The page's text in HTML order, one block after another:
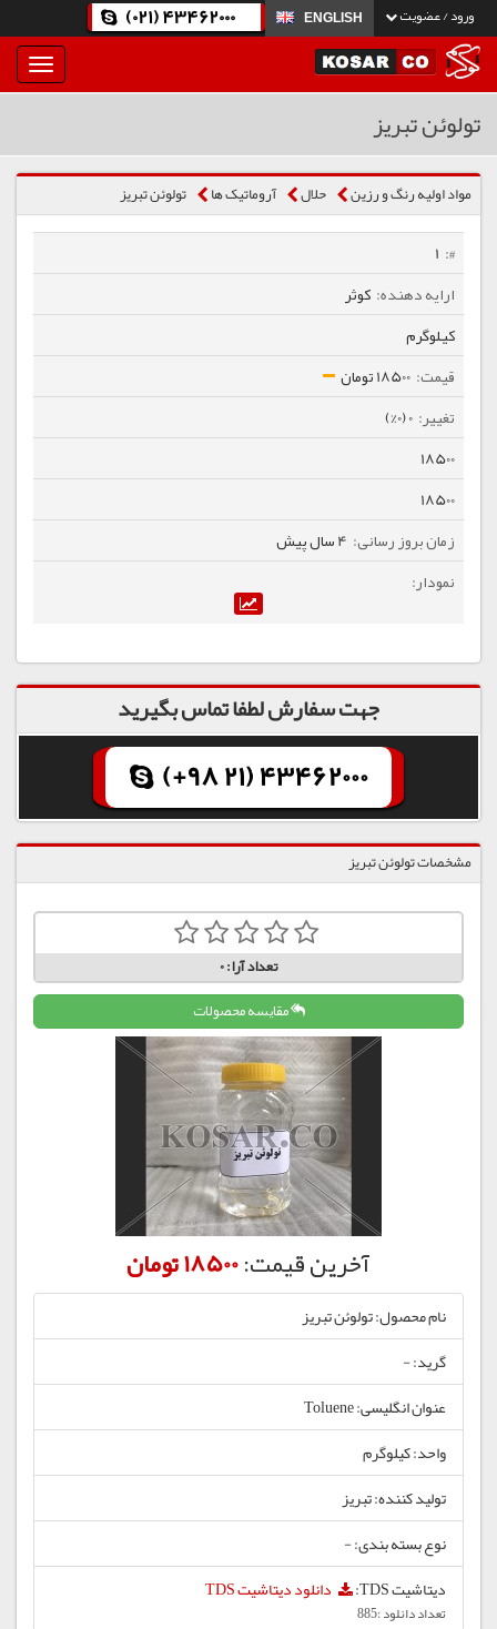
ورود / عضویت ENGLISH
(021) 43462000
بار
و
تولوئن تبریز
مواد اولیه رنگ و رزین حلال آروماتیک ها تولوئن تبریز
1
کوثر
کیلوگرم
18500 تومان
0 (0%)
18500
18500
4 سال پیش
جهت سفارش لطفا تماس بگیرید
(+98 21) 43462000
مشخصات تولوئن تبریز
تعداد آرا:0
مقایسه محصولات
آخرین قیمت:18500 تومان
نام محصول: تولوئن تبریز
گرید: -
عنوان انگلیسی: Toluene
واحد: کیلوگرم
تولید کننده: تبریز
نوع بسته بندی: -
دیتاشیت TDS:
دانلود دیتاشیت TDS
تعداد دانلود :885